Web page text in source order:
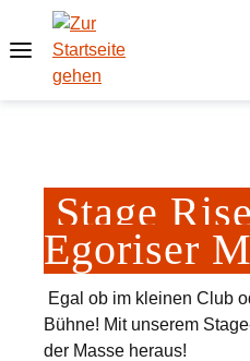
Zum Hauptinhalt springen
Stage
Egoriser
Egal ob im kleinen Club
Bühne! Mit unserem
der Masse heraus!